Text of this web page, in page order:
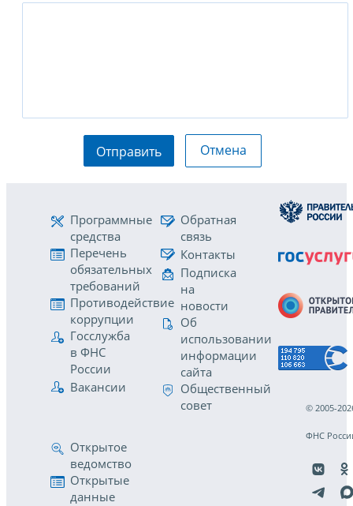
Отправить Отмена
Программные
средства
Перечень
обязательных
требований
Противодействие
коррупции
Госслужба
в ФНС
России
Вакансии
Обратная
связь
Контакты
Подписка
на
новости
Об
использовании
информации
сайта
Общественный
совет
Открытое
ведомство
Открытые
данные
© 2005-
ФНС